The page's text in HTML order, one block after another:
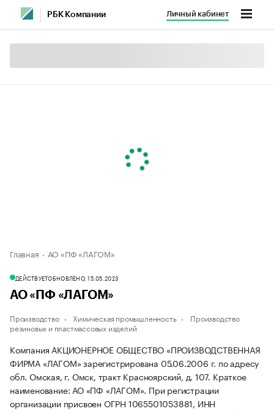
РБК Компании Личный кабинет
Главная АО «ПФ «ЛАГОМ»
ДЕЙСТВУЕТОБНОВЛЕНО, 15.05.2023
АО «ПФ «ЛАГОМ»
Производство Химическая промышленность
Производство
резиновых и пластмассовых изделий
Компания АКЦИОНЕРНОЕ ОБЩЕСТВО «ПРОИЗВОДСТВЕННАЯ
ФИРМА «ЛАГОМ» зарегистрирована 05.06.2006 г. по адресу
обл. Омская, г. Омск, тракт Красноярский, д. 107. Краткое
наименование: АО «ПФ «ЛАГОМ». При регистрации
организации присвоен ОГРН 1065501053881, ИНН